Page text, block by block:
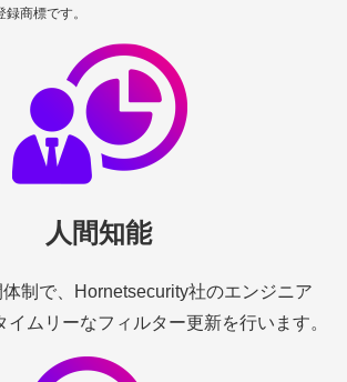
商標です。
人間知能
制で、Hornetsecurity社のエンジニア
イムリーなフィルター更新を行います。